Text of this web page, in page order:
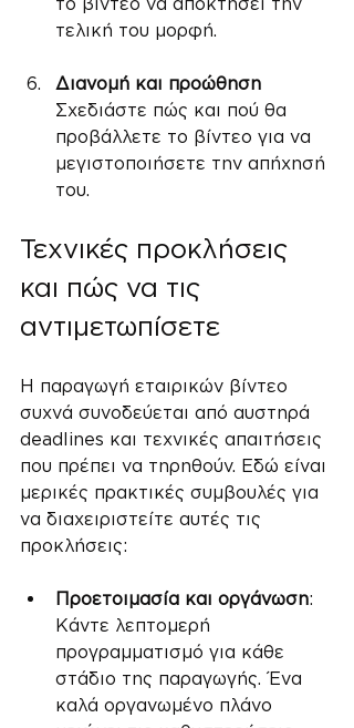
τελική του μορφή.
Διανομή και προώθηση
Σχεδιάστε πώς και πού θα
προβάλλετε το βίντεο για να
μεγιστοποιήσετε την απήχησή
του.
Τεχνικές προκλήσεις
και πώς να τις
αντιμετωπίσετε
Η παραγωγή εταιρικών βίντεο
συχνά συνοδεύεται από αυστηρά
deadlines και τεχνικές απαιτήσεις
που πρέπει να τηρηθούν. Εδώ είναι
μερικές πρακτικές συμβουλές για
να διαχειριστείτε αυτές τις
προκλήσεις:
Προετοιμασία και οργάνωση:
Κάντε λεπτομερή
προγραμματισμό για κάθε
στάδιο της παραγωγής. Ένα
καλά οργανωμένο πλάνο